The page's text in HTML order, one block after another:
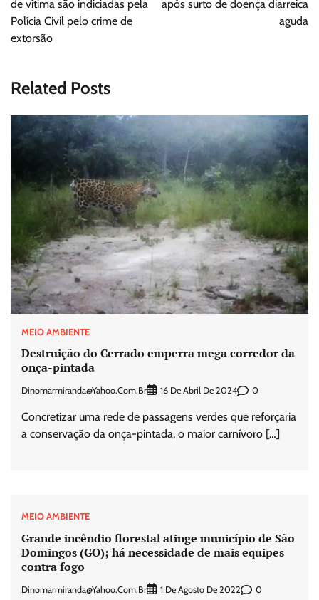
de vítima são indiciadas pela
Polícia Civil pelo crime de
extorsão
após surto de doença diarreica
aguda
Related Posts
MEIO AMBIENTE
Destruição do Cerrado emperra mega corredor da
onça-pintada
Dinomarmiranda@yahoo.com.br 16 De Abril De 2024 0
Concretizar uma rede de passagens verdes que reforçaria
a conservação da onça-pintada, o maior carnívoro […]
MEIO AMBIENTE
Grande incêndio florestal atinge município de São
Domingos (GO); há necessidade de mais equipes
contra fogo
Dinomarmiranda@yahoo.com.br 1 De Agosto De 2022 0